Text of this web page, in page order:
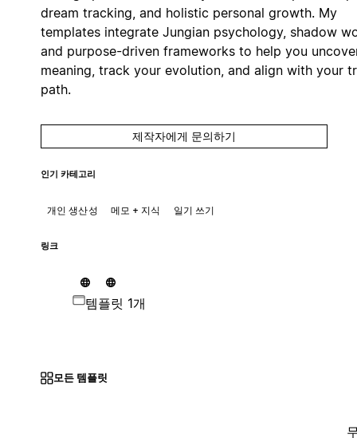
dream tracking, and holistic personal growth. My
templates integrate Jungian psychology, shadow
and purpose-driven frameworks to help you
meaning, track your evolution, and align with your
path.
제작자에게 문의하기
인기 카테고리
개인 생산성 메모 + 지식 일기 쓰기
링크
템플릿 1개
모든 템플릿